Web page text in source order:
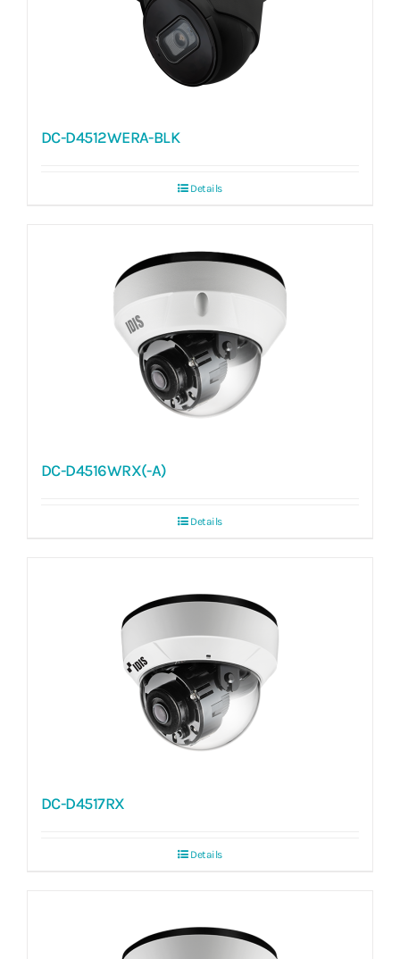
DC-D4512WERA-BLK
Details
DC-D4516WRX(-A)
Details
DC-D4517RX
Details